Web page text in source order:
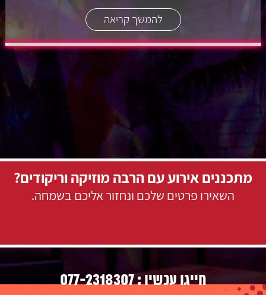
להמשך קריאה
מתכננים אירוע עם הרבה מוזיקה וריקודים?
השאירו פרטים שלכם ונחזור אליכם בשמחה.
חייגו עכשיו :077-2318307